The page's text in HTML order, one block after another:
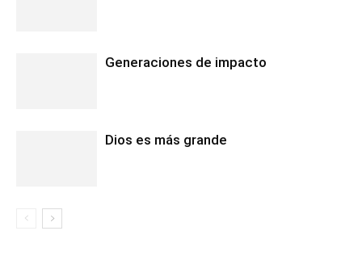
Generaciones de impacto
Dios es más grande